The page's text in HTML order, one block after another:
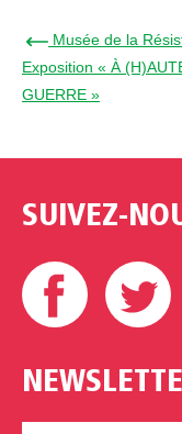
← Musée de la
Exposition « À
GUERRE »
SUIVEZ-